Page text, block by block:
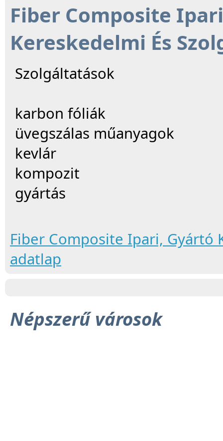
Fiber Composite
Kereskedelmi És
Szolgáltatások
karbon fóliák
üvegszálas műanyagok
kevlár
kompozit
gyártás
Fiber Composite Ipari, Gyártó
adatlap
Népszerű városok